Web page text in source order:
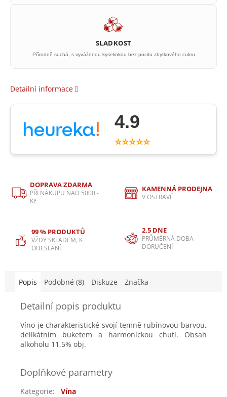
SLADKOST
Přírodně suchá, s vyváženou kyselinkou bez pocitu zbytkového cukru
Detailní informace
4.9
⭐⭐⭐⭐⭐
DOPRAVA ZDARMA
PŘI NÁKUPU NAD 5000,-
Kč
KAMENNÁ PRODEJNA
V OSTRAVĚ
99 % PRODUKTŮ
VŽDY SKLADEM, K
ODESLÁNÍ
2,5 DNE
PRŮMĚRNÁ DOBA
DORUČENÍ
Popis Podobné (8) Diskuze Značka
Detailní popis produktu
Víno je charakteristické svojí temně rubínovou barvou,
delikátním buketem a harmonickou chutí. Obsah
alkoholu 11,5% obj.
Doplňkové parametry
Kategorie:
Vína